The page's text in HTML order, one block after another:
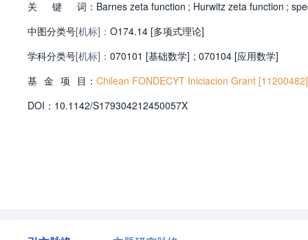
关 键 词： Barnes zeta function ; Hurwitz zeta function ;
中图分类号[机标]： O174.14 [多项式理论]
学科分类号[机标]： 070101 [基础数学] ; 070104 [应用数学]
基 金 项 目： Chilean FONDECYT Iniciacion Grant [11200482]
DOI： 10.1142/S179304212450057X